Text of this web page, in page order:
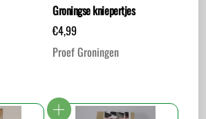
Groningse kniepertjes
€4,99
Proef Groningen